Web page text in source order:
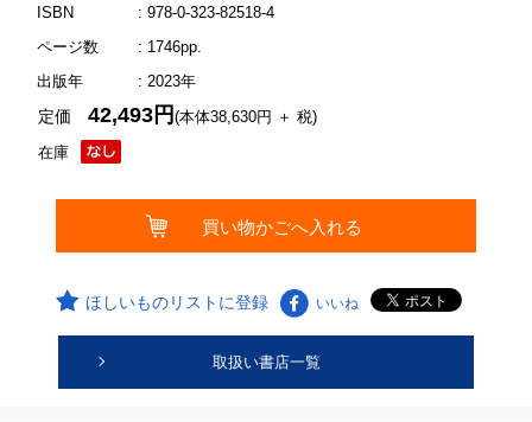
ISBN
: 978-0-323-82518-4
ページ数
: 1746pp.
出版年
: 2023年
在庫
定価42,493円(本体38,630円 ＋ 税)
ほしいものリストに登録 いいね
取扱い書店一覧